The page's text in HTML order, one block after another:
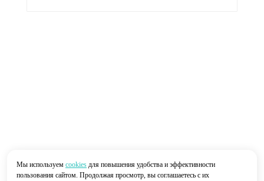
Мы используем cookies для повышения удобства и эффективности
пользования сайтом. Продолжая просмотр, вы соглашаетесь с их